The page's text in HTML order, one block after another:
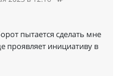
пытается сделать мне
проявляет инициативу в